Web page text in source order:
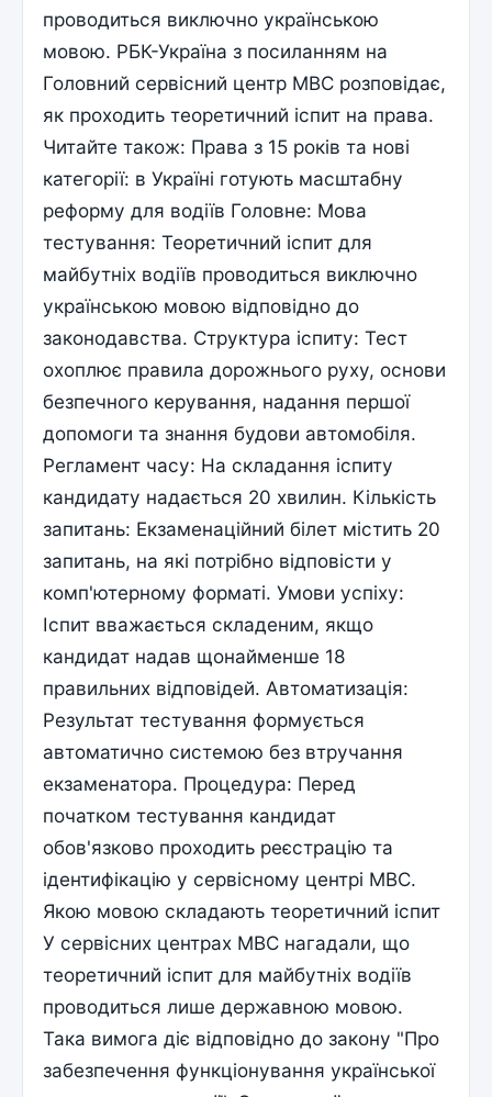
проводиться виключно українською
мовою. РБК-Україна з посиланням на
Головний сервісний центр МВС розповідає,
як проходить теоретичний іспит на права.
Читайте також: Права з 15 років та нові
категорії: в Україні готують масштабну
реформу для водіїв Головне: Мова
тестування: Теоретичний іспит для
майбутніх водіїв проводиться виключно
українською мовою відповідно до
законодавства. Структура іспиту: Тест
охоплює правила дорожнього руху, основи
безпечного керування, надання першої
допомоги та знання будови автомобіля.
Регламент часу: На складання іспиту
кандидату надається 20 хвилин. Кількість
запитань: Екзаменаційний білет містить 20
запитань, на які потрібно відповісти у
комп'ютерному форматі. Умови успіху:
Іспит вважається складеним, якщо
кандидат надав щонайменше 18
правильних відповідей. Автоматизація:
Результат тестування формується
автоматично системою без втручання
екзаменатора. Процедура: Перед
початком тестування кандидат
обов'язково проходить реєстрацію та
ідентифікацію у сервісному центрі МВС.
Якою мовою складають теоретичний іспит
У сервісних центрах МВС нагадали, що
теоретичний іспит для майбутніх водіїв
проводиться лише державною мовою.
Така вимога діє відповідно до закону "Про
забезпечення функціонування української